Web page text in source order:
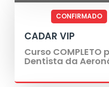
CONFIRMADO
CADAR VIP
Curso
Dentista da